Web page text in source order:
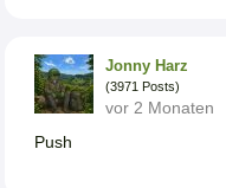
Jonny Harz
(3971 Posts)
vor 2 Monaten
Push